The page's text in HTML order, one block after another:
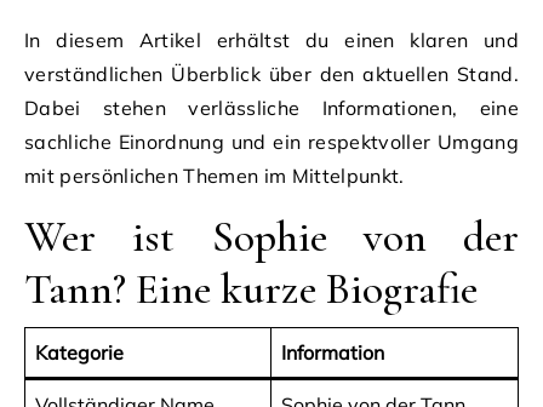
In diesem Artikel erhältst du einen klaren und
verständlichen Überblick über den aktuellen Stand.
Dabei stehen verlässliche Informationen, eine
sachliche Einordnung und ein respektvoller Umgang
mit persönlichen Themen im Mittelpunkt.
Wer ist Sophie von der
Tann? Eine kurze Biografie
Kategorie Information